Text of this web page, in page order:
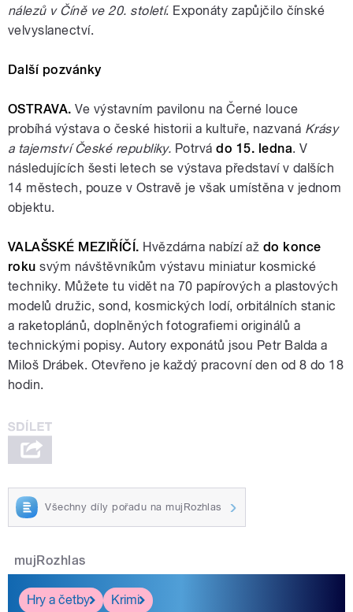
nálezů v Číně ve 20. století. Exponáty zapůjčilo čínské
velvyslanectví.
Další pozvánky
OSTRAVA. Ve výstavním pavilonu na Černé louce
probíhá výstava o české historii a kultuře, nazvaná Krásy
a tajemství České republiky. Potrvádo 15. ledna. V
následujících šesti letech se výstava představí v dalších
14 městech, pouze v Ostravě je však umístěna v jednom
objektu.
VALAŠSKÉ MEZIŘÍČÍ. Hvězdárna nabízí až do konce
roku svým návštěvníkům výstavu miniatur kosmické
techniky. Můžete tu vidět na 70 papírových a plastových
modelů družic, sond, kosmických lodí, orbitálních stanic
a raketoplánů, doplněných fotografiemi originálů a
technickými popisy. Autory exponátů jsou Petr Balda a
Miloš Drábek. Otevřeno je každý pracovní den od 8 do 18
hodin.
Všechny díly pořadu na mujRozhlas
mujRozhlas
Hry a četby
Krimi